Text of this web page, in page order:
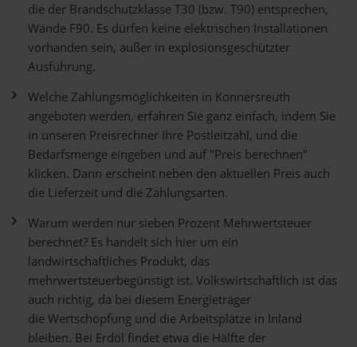
die der Brandschutzklasse T30 (bzw. T90) entsprechen,
Wände F90. Es dürfen keine elektrischen Installationen
vorhanden sein, außer in explosionsgeschützter
Ausführung.
Welche Zahlungsmöglichkeiten in Konnersreuth
angeboten werden, erfahren Sie ganz einfach, indem Sie
in unseren Preisrechner Ihre Postleitzahl, und die
Bedarfsmenge eingeben und auf "Preis berechnen"
klicken. Dann erscheint neben den aktuellen Preis auch
die Lieferzeit und die Zahlungsarten.
Warum werden nur sieben Prozent Mehrwertsteuer
berechnet? Es handelt sich hier um ein
landwirtschaftliches Produkt, das
mehrwertsteuerbegünstigt ist. Volkswirtschaftlich ist das
auch richtig, da bei diesem Energieträger
die Wertschöpfung und die Arbeitsplätze in Inland
bleiben. Bei Erdöl findet etwa die Hälfte der